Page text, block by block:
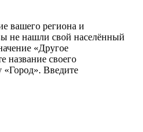
вашего региона и
не нашли свой населённый
«Другое
название своего
«Город». Введите